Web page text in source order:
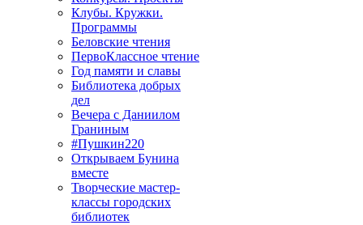
Клубы. Кружки.
Программы
Беловские чтения
ПервоКлассное чтение
Год памяти и славы
Библиотека добрых
дел
Вечера с Даниилом
Граниным
#Пушкин220
Открываем Бунина
вместе
Творческие мастер-
классы городских
библиотек